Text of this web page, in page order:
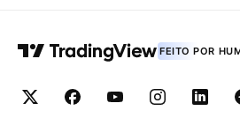
FEITO POR